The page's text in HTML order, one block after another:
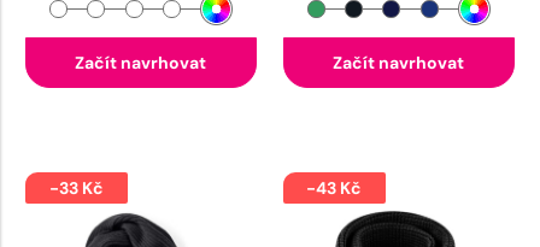
Začít navrhovat Začít navrhovat
-33 Kč -43 Kč